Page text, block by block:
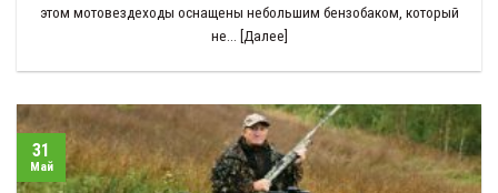
этом мотовездеходы оснащены небольшим бензобаком, который
не... [Далее]
31
Май